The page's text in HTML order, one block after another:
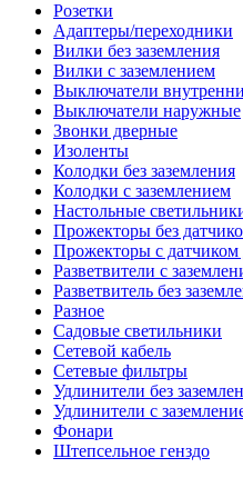
Розетки
Адаптеры/переходники
Вилки без заземления
Вилки с заземлением
Выключатели
Выключатели наружные
Звонки дверные
Изоленты
Колодки без заземления
Колодки с заземлением
Настольные
Прожекторы без
Прожекторы с
Разветвители с
Разветвитель без
Разное
Садовые светильники
Сетевой кабель
Сетевые фильтры
Удлинители без
Удлинители с
Фонари
Штепсельное генздо